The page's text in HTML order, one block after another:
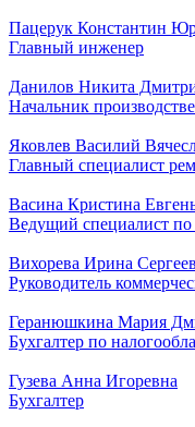
Пацерук Константин
Главный инженер
Данилов Никита
Начальник
Яковлев Василий
Главный специалист
Васина Кристина
Ведущий специалист
Вихорева Ирина
Руководитель
Геранюшкина Мария
Бухгалтер по
Гузева Анна Игоревна
Бухгалтер